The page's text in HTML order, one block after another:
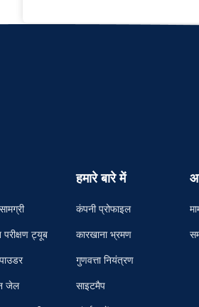
ट्यूब
जेल
हमारे बारे में
कंपनी प्रोफाइल
कारखाना भ्रमण
गुणवत्ता नियंत्रण
साइटमैप